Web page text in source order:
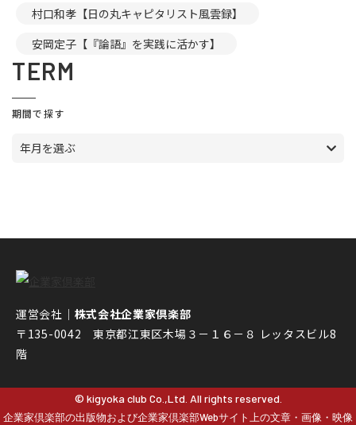
村口和孝【日の丸キャピタリスト風雲録】
安岡定子【『論語』を実践に活かす】
TERM
期間で探す
年月を選ぶ
運営会社｜ 株式会社企業家倶楽部
〒135-0042 東京都江東区木場３－１６－８ レッタスビル8
階
© kigyoka club Co.,Ltd. All rights reserved.
企業家倶楽部の出版物および企業家倶楽部Webサイト上の文章・画像・映像